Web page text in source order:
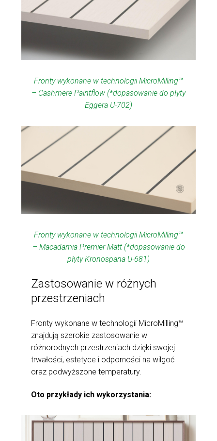
Fronty wykonane w technologii MicroMilling™
– Cashmere Paintflow (*dopasowanie do płyty
Eggera U-702)
Fronty wykonane w technologii MicroMilling™
– Macadamia Premier Matt (*dopasowanie do
płyty Kronospana U-681)
Zastosowanie w różnych
przestrzeniach
Fronty wykonane w technologii MicroMilling™
znajdują szerokie zastosowanie w
różnorodnych przestrzeniach dzięki swojej
trwałości, estetyce i odporności na wilgoć
oraz podwyższone temperatury.
Oto przykłady ich wykorzystania: